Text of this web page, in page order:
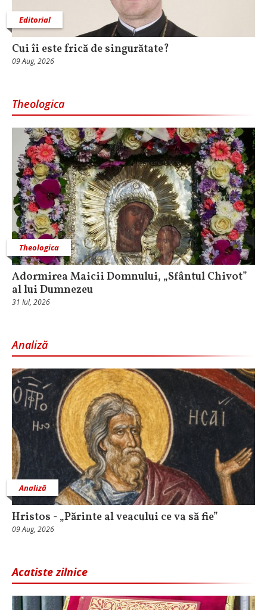
Editorial
Cui îi este frică de singurătate?
09 Aug, 2026
Theologica
Theologica
Adormirea Maicii Domnului, „Sfântul Chivot”
al lui Dumnezeu
31 Iul, 2026
Analiză
Analiză
Hristos - „Părinte al veacului ce va să fie”
09 Aug, 2026
Acatiste zilnice